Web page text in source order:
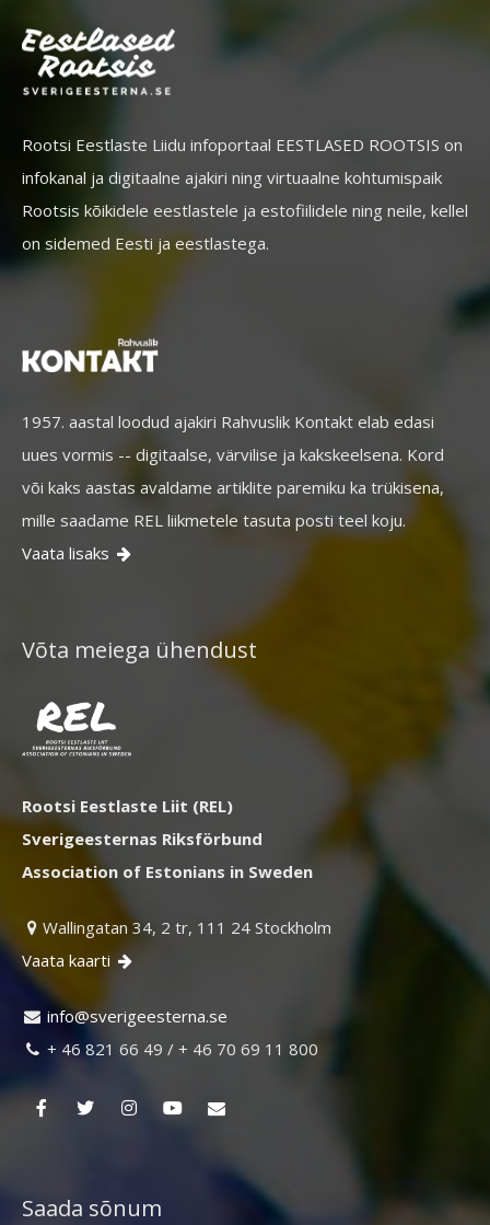
Rootsi Eestlaste Liidu infoportaal EESTLASED ROOTSIS on
infokanal ja digitaalne ajakiri ning virtuaalne kohtumispaik
Rootsis kõikidele eestlastele ja estofiilidele ning neile, kellel
on sidemed Eesti ja eestlastega.
1957. aastal loodud ajakiri Rahvuslik Kontakt elab edasi
uues vormis -- digitaalse, värvilise ja kakskeelsena. Kord
või kaks aastas avaldame artiklite paremiku ka trükisena,
mille saadame REL liikmetele tasuta posti teel koju.
Vaata lisaks 
Võta meiega ühendust
Rootsi Eestlaste Liit (REL)
Sverigeesternas Riksförbund
Association of Estonians in Sweden
 Wallingatan 34, 2 tr, 111 24 Stockholm
Vaata kaarti 
 es.an
retse
egire
vs@of
ni
 + 46 821 66 49 / + 46 70 69 11 800
Saada sõnum